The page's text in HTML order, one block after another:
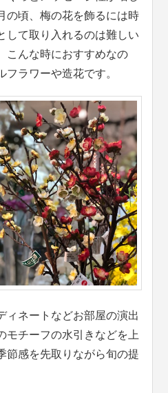
の頃、梅の花を飾るには時
して取り入れるのは難しい
こんな時におすすめなの
ラワーや造花です。
ィネートなどお部屋の演出
モチーフの水引きなどを上
節感を先取りながら旬の提